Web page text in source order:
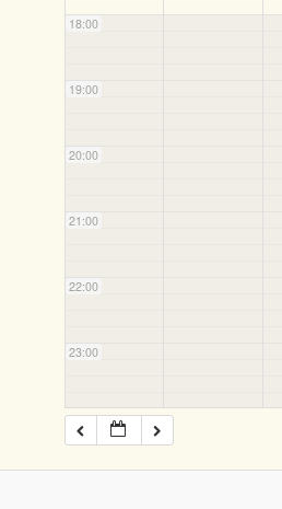
18:00
19:00
20:00
21:00
22:00
23:00